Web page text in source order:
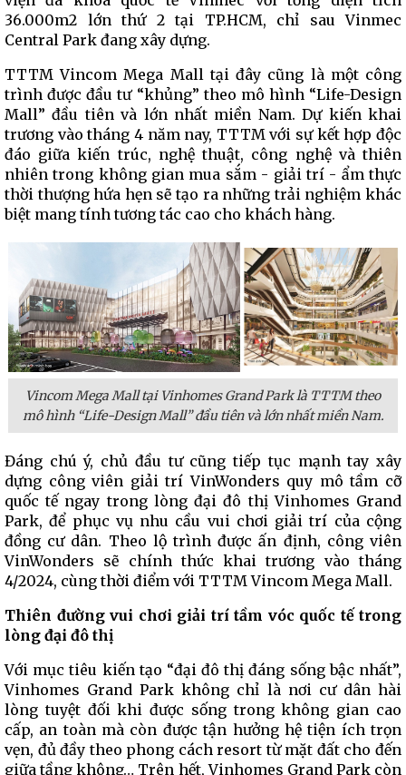
36.000m2 lớn thứ 2 tại TP.HCM, chỉ sau Vinmec
Central Park đang xây dựng.
TTTM Vincom Mega Mall tại đây cũng là một công
trình được đầu tư “khủng” theo mô hình “Life-Design
Mall” đầu tiên và lớn nhất miền Nam. Dự kiến khai
trương vào tháng 4 năm nay, TTTM với sự kết hợp độc
đáo giữa kiến trúc, nghệ thuật, công nghệ và thiên
nhiên trong không gian mua sắm - giải trí - ẩm thực
thời thượng hứa hẹn sẽ tạo ra những trải nghiệm khác
biệt mang tính tương tác cao cho khách hàng.
Vincom Mega Mall tại Vinhomes Grand Park là TTTM theo
mô hình “Life-Design Mall” đầu tiên và lớn nhất miền Nam.
Đáng chú ý, chủ đầu tư cũng tiếp tục mạnh tay xây
dựng công viên giải trí VinWonders quy mô tầm cỡ
quốc tế ngay trong lòng đại đô thị Vinhomes Grand
Park, để phục vụ nhu cầu vui chơi giải trí của cộng
đồng cư dân. Theo lộ trình được ấn định, công viên
VinWonders sẽ chính thức khai trương vào tháng
4/2024, cùng thời điểm với TTTM Vincom Mega Mall.
Thiên đường vui chơi giải trí tầm vóc quốc tế trong
lòng đại đô thị
Với mục tiêu kiến tạo “đại đô thị đáng sống bậc nhất”,
Vinhomes Grand Park không chỉ là nơi cư dân hài
lòng tuyệt đối khi được sống trong không gian cao
cấp, an toàn mà còn được tận hưởng hệ tiện ích trọn
vẹn, đủ đầy theo phong cách resort từ mặt đất cho đến
giữa tầng không… Trên hết, Vinhomes Grand Park còn